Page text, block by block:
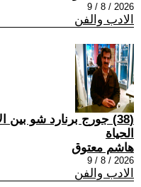
2026 / 8 / 9
الادب والفن
(38) جورج برنارد شو
الحياة
هاشم معتوق
2026 / 8 / 9
الادب والفن